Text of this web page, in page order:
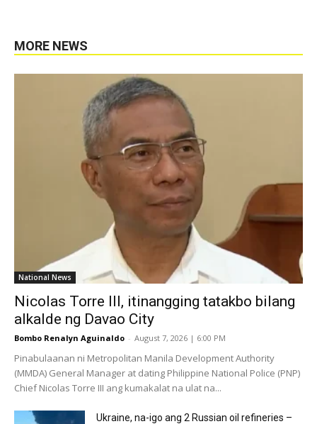
MORE NEWS
National News
Nicolas Torre III, itinangging tatakbo bilang
alkalde ng Davao City
Bombo Renalyn Aguinaldo - August 7, 2026 | 6:00 PM
Pinabulaanan ni Metropolitan Manila Development Authority
(MMDA) General Manager at dating Philippine National Police (PNP)
Chief Nicolas Torre III ang kumakalat na ulat na...
Ukraine, na-igo ang 2 Russian oil refineries –